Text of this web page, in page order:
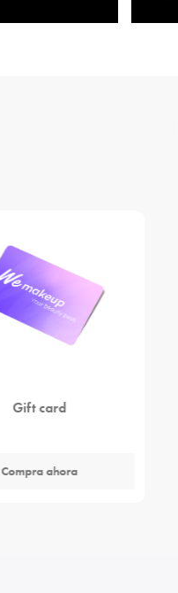
Gift card
Compra ahora